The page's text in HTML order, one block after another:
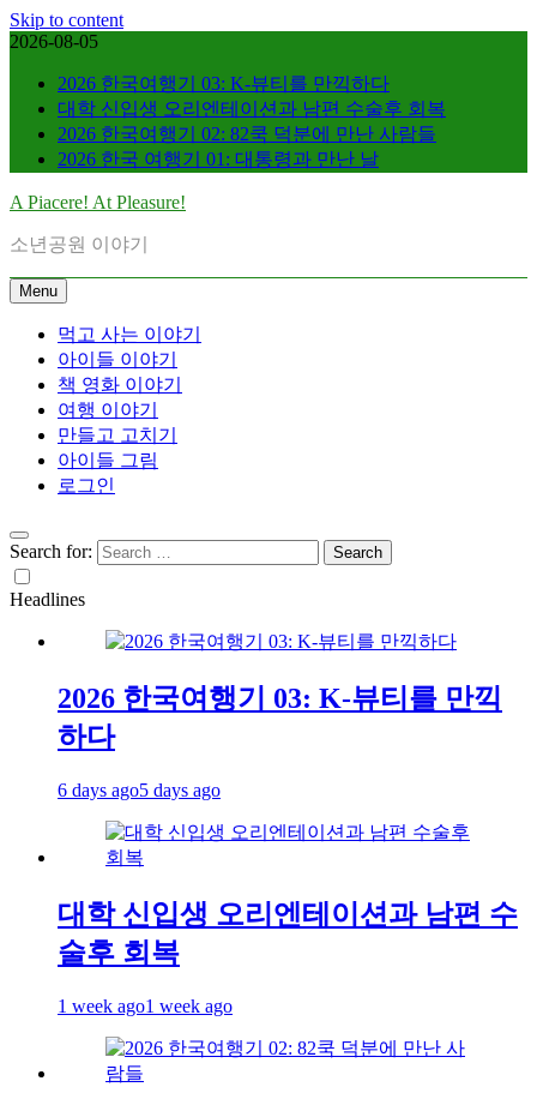
Skip to content
2026-08-05
2026 한국여행기 03: K-뷰티를 만끽하다
대학 신입생 오리엔테이션과 남편 수술후 회복
2026 한국여행기 02: 82쿡 덕분에 만난 사람들
2026 한국 여행기 01: 대통령과 만난 날
A Piacere! At Pleasure!
소년공원 이야기
Menu
먹고 사는 이야기
아이들 이야기
책 영화 이야기
여행 이야기
만들고 고치기
아이들 그림
로그인
Search for:
Headlines
2026 한국여행기 03: K-뷰티를 만끽
하다
6 days ago5 days ago
대학 신입생 오리엔테이션과 남편 수
술후 회복
1 week ago1 week ago